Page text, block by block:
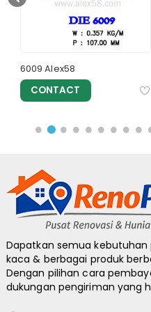
6009 Alex58
CONTACT
Dapatkan semua
kaca & berbagai produk
Dengan pilihan cara
dukungan pengiriman yang